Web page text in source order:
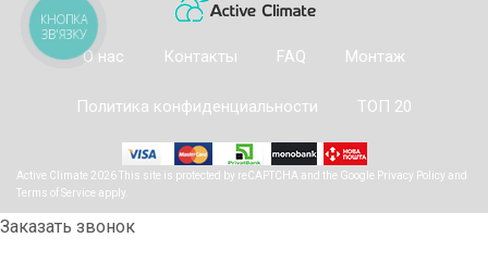
О нас Контакты FAQ Монтаж
Политика конфиденциальности ТОП 20
Active Climate 2026 This site is protected by reCAPTCHA and the Google Privacy Policy and
Terms of Service apply.
Заказать звонок
КНОПКА
ЗВ'ЯЗКУ